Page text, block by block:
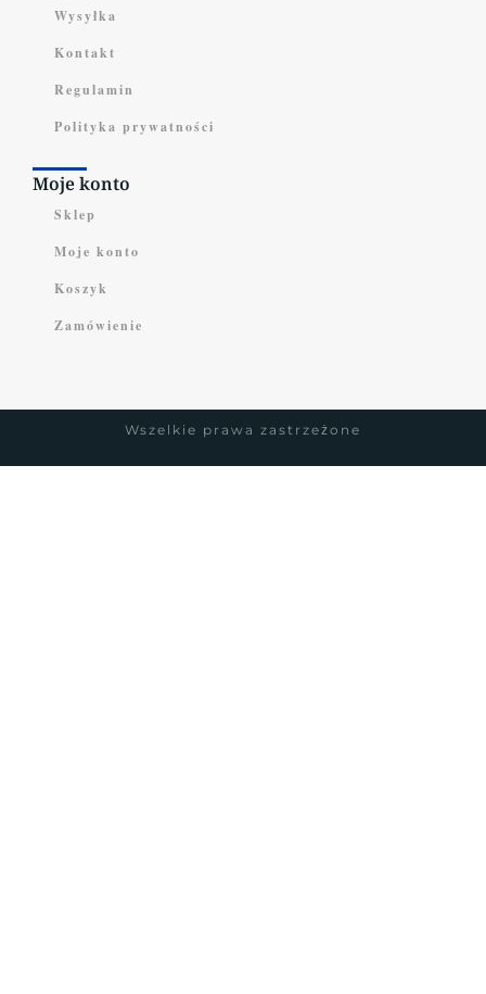
Wysyłka
Kontakt
Regulamin
Polityka prywatności
Moje konto
Sklep
Moje konto
Koszyk
Zamówienie
Wszelkie prawa zastrzeżone